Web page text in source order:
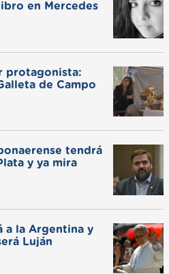
en Mercedes
protagonista:
de Campo
tendrá
y ya mira
a la Argentina y
Luján